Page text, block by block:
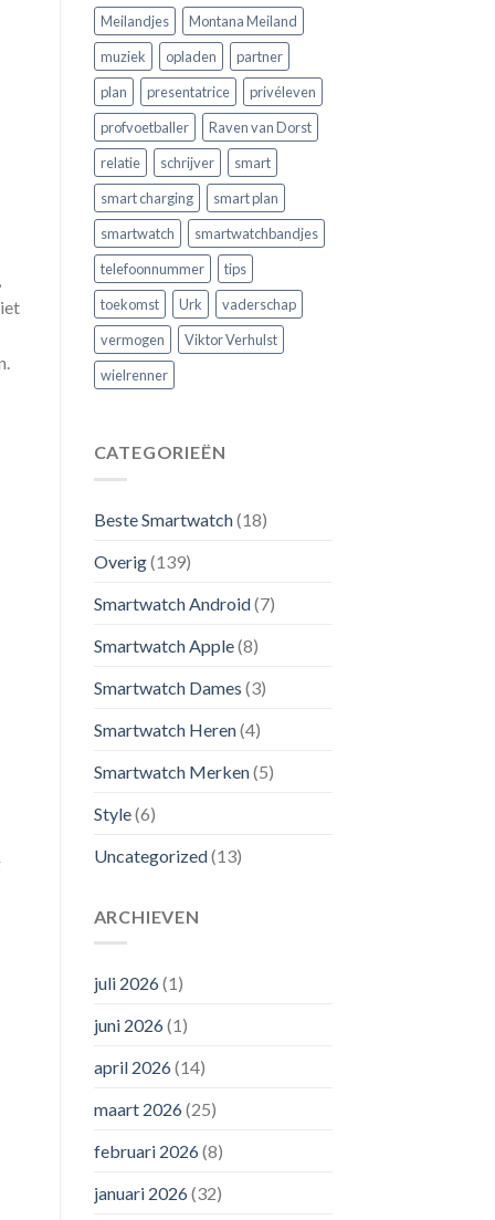
Meilandjes
Montana Meiland
muziek
opladen
partner
plan
presentatrice
privéleven
profvoetballer
Raven van Dorst
relatie
schrijver
smart
smart charging
smart plan
smartwatch
smartwatchbandjes
telefoonnummer
tips
toekomst
Urk
vaderschap
vermogen
Viktor Verhulst
wielrenner
CATEGORIEËN
Beste Smartwatch(18)
Overig(139)
Smartwatch Android(7)
Smartwatch Apple(8)
Smartwatch Dames (3)
Smartwatch Heren(4)
Smartwatch Merken(5)
Style(6)
Uncategorized(13)
ARCHIEVEN
juli 2026(1)
juni 2026(1)
april 2026(14)
maart 2026(25)
februari 2026(8)
januari 2026(32)